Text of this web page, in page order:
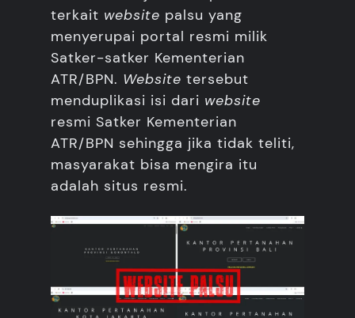
terkait website palsu yang
menyerupai portal resmi milik
Satker-satker Kementerian
ATR/BPN. Website tersebut
menduplikasi isi dari website
resmi Satker Kementerian
ATR/BPN sehingga jika tidak teliti,
masyarakat bisa mengira itu
adalah situs resmi.